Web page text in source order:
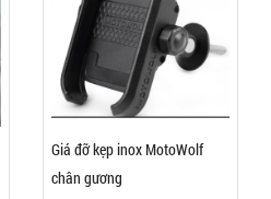
hàng
Giá đỡ kẹp inox MotoWolf
chân gương